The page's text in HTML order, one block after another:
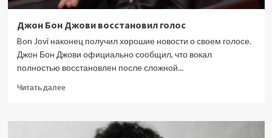
может
Джон Бон Джови восстановил голос
Bon Jovi наконец получил хорошие новости о своем голосе.
Джон Бон Джови официально сообщил, что вокал
полностью восстановлен после сложной...
Читать далееПрочитать
Джон